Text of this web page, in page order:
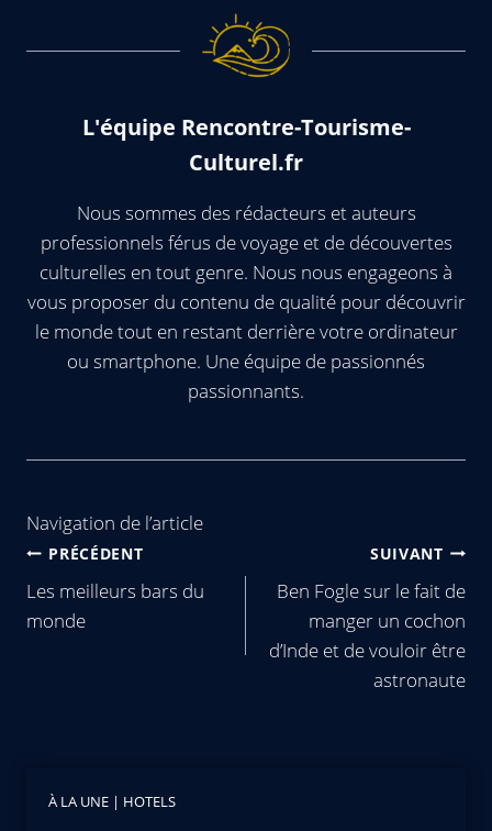
L'équipe Rencontre-Tourisme-
Culturel.fr
Nous sommes des rédacteurs et auteurs
professionnels férus de voyage et de découvertes
culturelles en tout genre. Nous nous engageons à
vous proposer du contenu de qualité pour découvrir
le monde tout en restant derrière votre ordinateur
ou smartphone. Une équipe de passionnés
passionnants.
Navigation de l’article
PRÉCÉDENT
Les meilleurs bars du
monde
SUIVANT
Ben Fogle sur le fait de
manger un cochon
d’Inde et de vouloir être
astronaute
À LA UNE | HOTELS